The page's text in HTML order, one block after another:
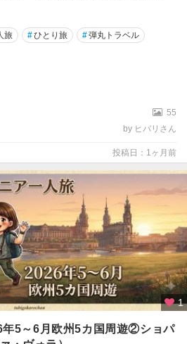
旅 #ひとり旅 #弾丸トラベル
55
by ヒバリさん
投稿日：1ヶ月前
1
年5～6月欧州5カ国周遊②ショパ